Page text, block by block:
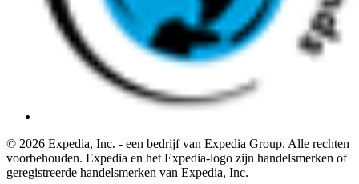
© 2026 Expedia, Inc. - een bedrijf van Expedia Group. Alle rechten
voorbehouden. Expedia en het Expedia-logo zijn handelsmerken of
geregistreerde handelsmerken van Expedia, Inc.